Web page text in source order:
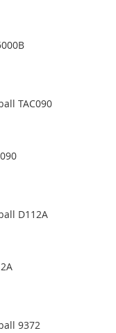
TAC090
D112A
9372